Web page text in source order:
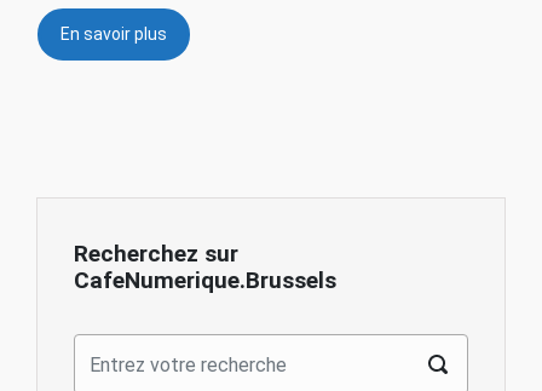
En savoir plus
Recherchez sur
CafeNumerique.Brussels